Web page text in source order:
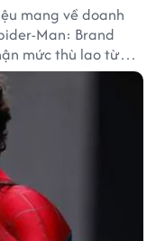
mang về doanh
Man: Brand
mức thù lao từ
Thành công phòng
sao sở hữu khoản